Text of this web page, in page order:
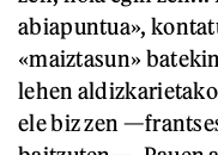
abiapuntua»,
«maiztasun»
lehen
ele biz zen